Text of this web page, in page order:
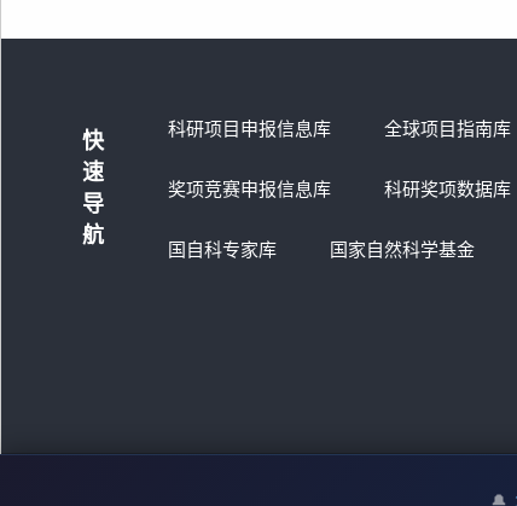
快
速
导
航
科研项目申报信息库 全球项目指南库
奖项竞赛申报信息库 科研奖项数据库
国自科专家库 国家自然科学基金